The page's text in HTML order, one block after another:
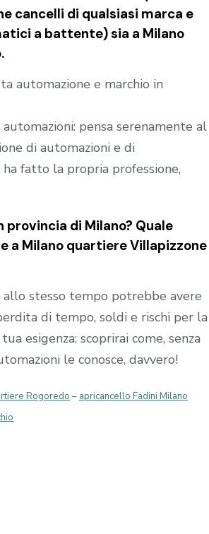
cancelli di qualsiasi marca e
a battente) sia a Milano
automazione e marchio in
pensa serenamente al
di automazioni e di
ha fatto la propria professione,
provincia di Milano? Quale
a Milano quartiere Villapizzone
stesso tempo potrebbe avere
di tempo, soldi e rischi per la
esigenza: scoprirai come, senza
le conosce, davvero!
Rogoredo – apricancello Fadini Milano